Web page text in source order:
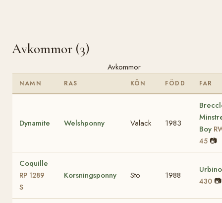
Avkommor (3)
Avkommor
NAMN RAS KÖN FÖDD FAR
Dynamite Welshponny Valack 1983
Boy
45 📷
Coquille
RP 1289
S
Korsningsponny Sto 1988
Urbino
430 📷